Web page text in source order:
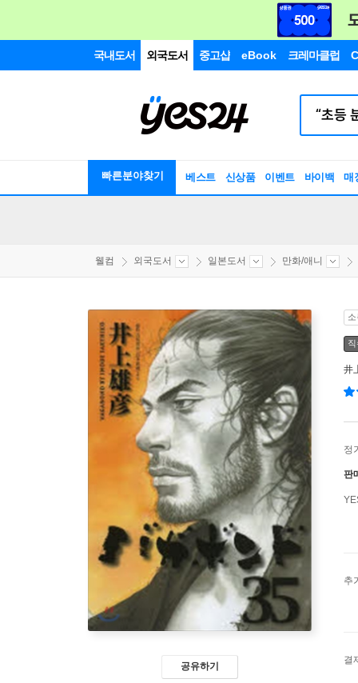
국내도서 외국도서 중고샵 eBook 크레마클럽
빠른분야찾기 베스트 신상품 이벤트 바이백 매
웰컴 외국도서 일본도서 만화/애니
공유하기
井
정
판
추
결